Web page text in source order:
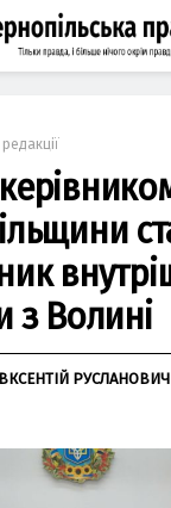
з Волині
РУСЛАНОВИЧ